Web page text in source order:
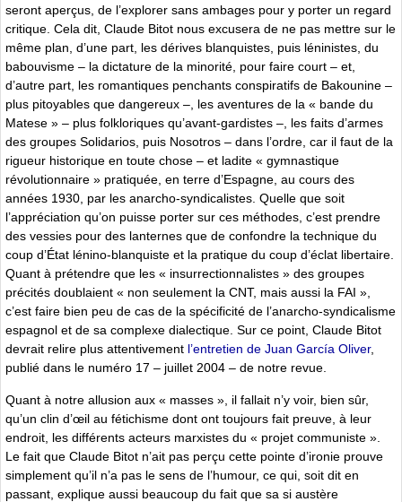
seront aperçus, de l’explorer sans ambages pour y porter un regard
critique. Cela dit, Claude Bitot nous excusera de ne pas mettre sur le
même plan, d’une part, les dérives blanquistes, puis léninistes, du
babouvisme – la dictature de la minorité, pour faire court – et,
d’autre part, les romantiques penchants conspiratifs de Bakounine –
plus pitoyables que dangereux –, les aventures de la « bande du
Matese » – plus folkloriques qu’avant-gardistes –, les faits d’armes
des groupes Solidarios, puis Nosotros – dans l’ordre, car il faut de la
rigueur historique en toute chose – et ladite « gymnastique
révolutionnaire » pratiquée, en terre d’Espagne, au cours des
années 1930, par les anarcho-syndicalistes. Quelle que soit
l’appréciation qu’on puisse porter sur ces méthodes, c’est prendre
des vessies pour des lanternes que de confondre la technique du
coup d’État lénino-blanquiste et la pratique du coup d’éclat libertaire.
Quant à prétendre que les « insurrectionnalistes » des groupes
précités doublaient « non seulement la CNT, mais aussi la FAI »,
c’est faire bien peu de cas de la spécificité de l’anarcho-syndicalisme
espagnol et de sa complexe dialectique. Sur ce point, Claude Bitot
devrait relire plus attentivement l’entretien de Juan García Oliver,
publié dans le numéro 17 – juillet 2004 – de notre revue.
Quant à notre allusion aux « masses », il fallait n’y voir, bien sûr,
qu’un clin d’œil au fétichisme dont ont toujours fait preuve, à leur
endroit, les différents acteurs marxistes du « projet communiste ».
Le fait que Claude Bitot n’ait pas perçu cette pointe d’ironie prouve
simplement qu’il n’a pas le sens de l’humour, ce qui, soit dit en
passant, explique aussi beaucoup du fait que sa si austère